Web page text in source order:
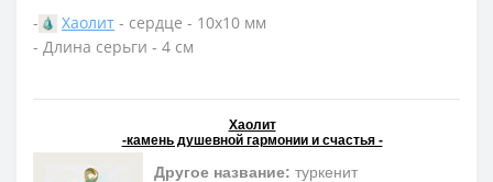
- Хаолит - сердце - 10х10 мм
- Длина серьги - 4 см
Хаолит
-камень душевной гармонии и счастья -
Другое название: туркенит